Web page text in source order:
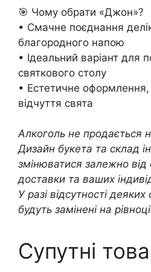
🎯 Чому обрати «Джон»?
• Смачне поєднання
благородного напою
• Ідеальний варіант для
святкового столу
• Естетичне
відчуття свята
Алкоголь не продається
Дизайн букета та склад
змінюватися залежно від
доставки та ваших
У разі відсутності
будуть замінені на
Супутні